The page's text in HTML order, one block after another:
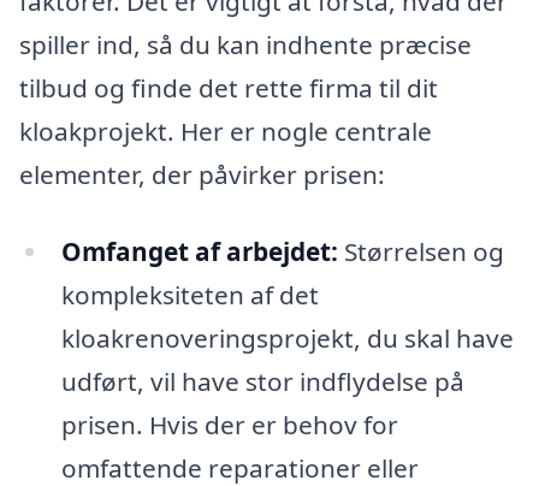
spiller ind, så du kan indhente præcise
tilbud og finde det rette firma til dit
kloakprojekt. Her er nogle centrale
elementer, der påvirker prisen:
Omfanget af arbejdet: Størrelsen og
kompleksiteten af det
kloakrenoveringsprojekt, du skal have
udført, vil have stor indflydelse på
prisen. Hvis der er behov for
omfattende reparationer eller